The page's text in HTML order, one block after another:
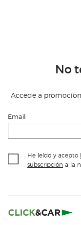
No
Accede a
Email
He leído y acepto
subscripción a la